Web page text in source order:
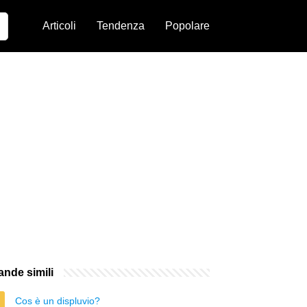
Articoli Tendenza Popolare
simili
Cos è un displuvio?